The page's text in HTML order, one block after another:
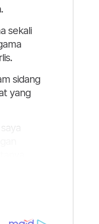
sekali
sidang
yang